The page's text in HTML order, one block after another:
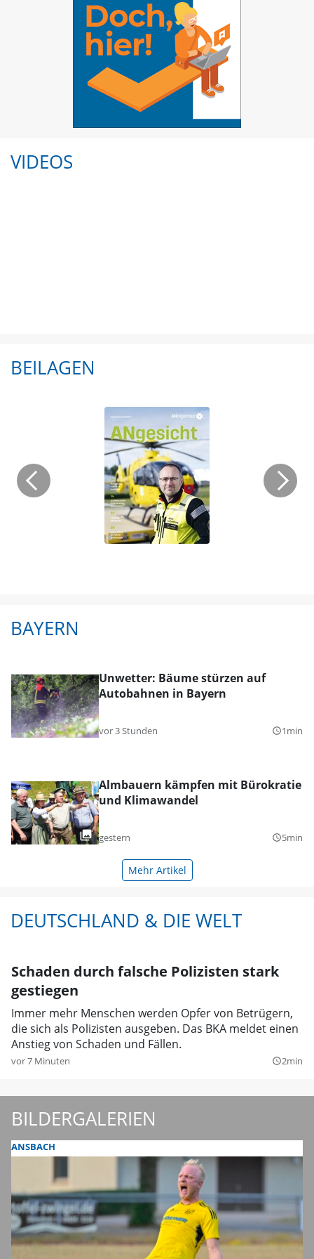
VIDEOS
BEILAGEN
BAYERN
Unwetter: Bäume stürzen auf
Autobahnen in Bayern
vor 3 Stunden query_builder1min
Almbauern kämpfen mit Bürokratie
und Klimawandel
gestern query_builder5min
Mehr Artikel
DEUTSCHLAND & DIE WELT
Schaden durch falsche Polizisten stark
gestiegen
Immer mehr Menschen werden Opfer von Betrügern,
die sich als Polizisten ausgeben. Das BKA meldet einen
Anstieg von Schaden und Fällen.
vor 7 Minuten query_builder2min
BILDERGALERIEN
ANSBACH